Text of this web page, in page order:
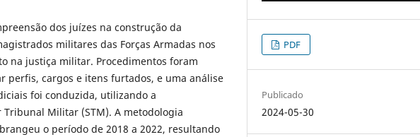
dos juízes na construção da
militares das Forças Armadas nos
na justiça militar. Procedimentos foram
perfis, cargos e itens furtados, e uma análise
foi conduzida, utilizando a
Militar (STM). A metodologia
o período de 2018 a 2022, resultando
PDF
Publicado
2024-05-30